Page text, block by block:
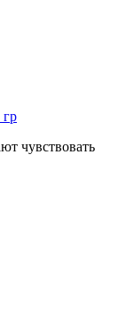
чувствовать